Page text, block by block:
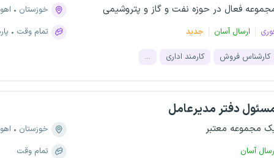
فعال در حوزه نفت و گاز و پتروشیمی
ارسال آسان جدید
خوزستان
تمام وقت
کارشناس فروش کارمند اداری ...
دفتر مدیرعامل
مجموعه معتبر
آسان
خوزستان
تمام وقت